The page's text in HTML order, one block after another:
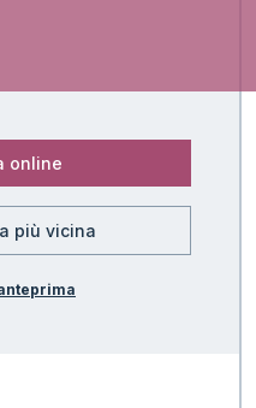
online
più vicina